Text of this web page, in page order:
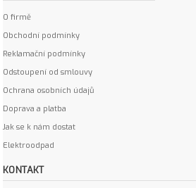
O firmě
Obchodní podmínky
Reklamační podmínky
Odstoupení od smlouvy
Ochrana osobních údajů
Doprava a platba
Jak se k nám dostat
Elektroodpad
KONTAKT